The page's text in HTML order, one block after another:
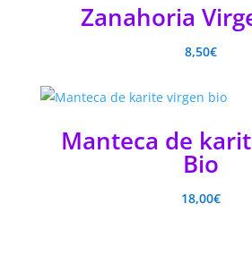
Zanahoria
8,50€
Manteca de
Bio
18,00€